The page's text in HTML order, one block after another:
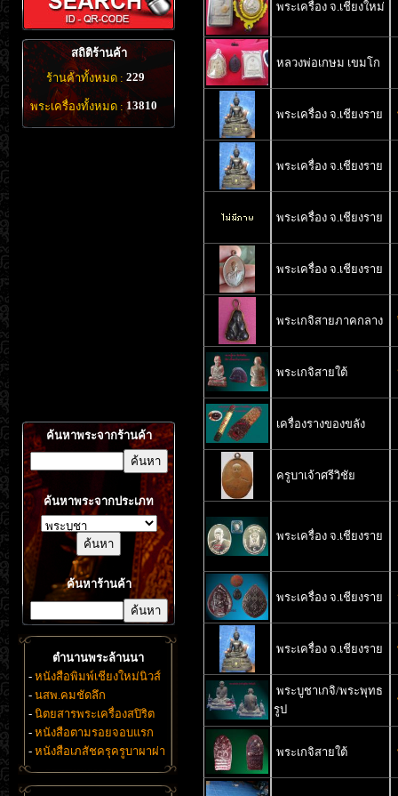
สถิติร้านค้า
ร้านค้าทั้งหมด : 229
พระเครื่องทั้งหมด : 13810
ค้นหาพระจากร้านค้า
ค้นหาพระจากประเภท
ค้นหาร้านค้า
ตำนานพระล้านนา
- หนังสือพิมพ์เชียงใหม่นิวส์
- นสพ.คมชัดลึก
- นิตยสารพระเครื่องสปิริต
- หนังสือตามรอยจอบแรก
- หนังสือเภสัชครุครูบาผาผ่า
พระเครื่อง จ.เชียงใหม่
หลวงพ่อเกษม เขมโก
พระเครื่อง จ.เชียงราย
พระเครื่อง จ.เชียงราย
พระเครื่อง จ.เชียงราย
พระเครื่อง จ.เชียงราย
พระเกจิสายภาคกลาง
พระเกจิสายใต้
เครื่องรางของขลัง
ครูบาเจ้าศรีวิชัย
พระเครื่อง จ.เชียงราย
พระเครื่อง จ.เชียงราย
พระเครื่อง จ.เชียงราย
พระบูชาเกจิ/พระพุทธ
รูป
พระเกจิสายใต้